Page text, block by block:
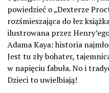
powiedzieć o „Dexterze
rozśmieszająca do łez
ilustrowana przez
Adama Kaya: historia
Jest tu zły bohater,
w napięciu fabuła. No i
Dzieci to uwielbiają!